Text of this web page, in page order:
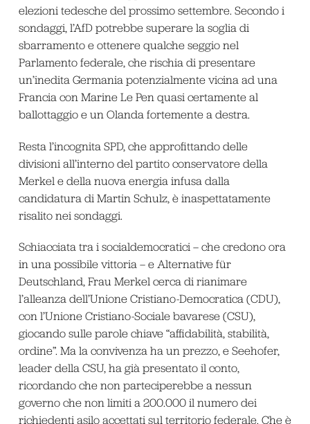
elezioni tedesche del prossimo settembre. Secondo i
sondaggi, l’AfD potrebbe superare la soglia di
sbarramento e ottenere qualche seggio nel
Parlamento federale, che rischia di presentare
un’inedita Germania potenzialmente vicina ad una
Francia con Marine Le Pen quasi certamente al
ballottaggio e un Olanda fortemente a destra.
Resta l’incognita SPD, che approfittando delle
divisioni all’interno del partito conservatore della
Merkel e della nuova energia infusa dalla
candidatura di Martin Schulz, è inaspettatamente
risalito nei sondaggi.
Schiacciata tra i socialdemocratici – che credono ora
in una possibile vittoria – e Alternative für
Deutschland, Frau Merkel cerca di rianimare
l’alleanza dell’Unione Cristiano-Democratica (CDU),
con l’Unione Cristiano-Sociale bavarese (CSU),
giocando sulle parole chiave “affidabilità, stabilità,
ordine”. Ma la convivenza ha un prezzo, e Seehofer,
leader della CSU, ha già presentato il conto,
ricordando che non parteciperebbe a nessun
governo che non limiti a 200.000 il numero dei
richiedenti asilo accettati sul territorio federale. Che è